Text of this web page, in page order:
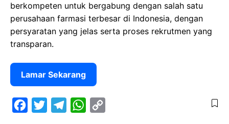
berkompeten untuk bergabung dengan salah satu
perusahaan farmasi terbesar di Indonesia, dengan
persyaratan yang jelas serta proses rekrutmen yang
transparan.
Lamar Sekarang